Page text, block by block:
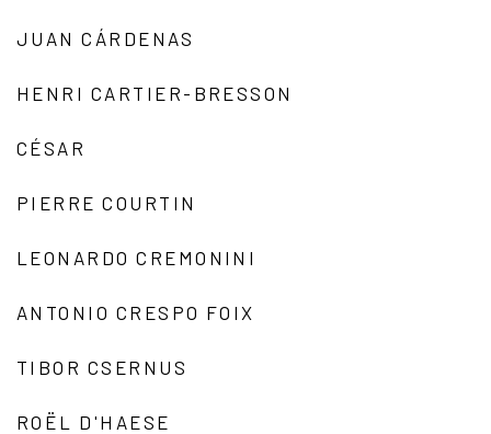
JUAN CÁRDENAS
HENRI CARTIER-BRESSON
CÉSAR
PIERRE COURTIN
LEONARDO CREMONINI
ANTONIO CRESPO FOIX
TIBOR CSERNUS
ROËL D'HAESE